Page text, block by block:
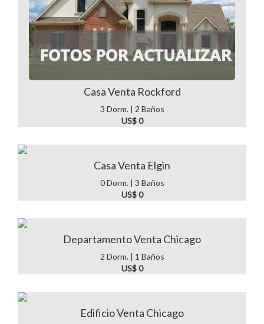
Casa Venta Rockford
3 Dorm. | 2 Baños
US$ 0
Casa Venta Elgin
0 Dorm. | 3 Baños
US$ 0
Departamento Venta Chicago
2 Dorm. | 1 Baños
US$ 0
Edificio Venta Chicago